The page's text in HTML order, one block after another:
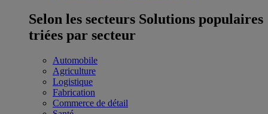
Selon les secteurs Solutions populaires
triées par secteur
Automobile
Agriculture
Logistique
Fabrication
Commerce de détail